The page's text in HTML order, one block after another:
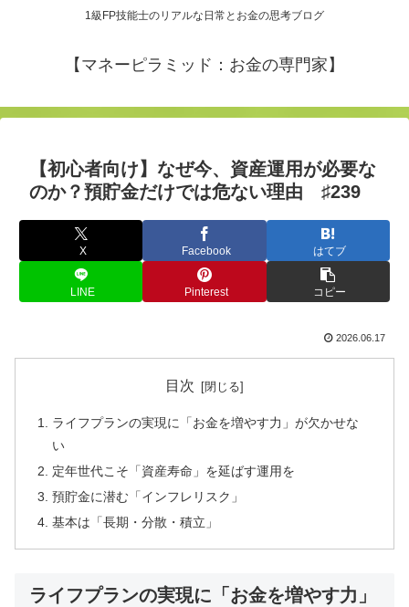
1級FP技能士のリアルな日常とお金の思考ブログ
【マネーピラミッド：お金の専門家】
【初心者向け】なぜ今、資産運用が必要な
のか？預貯金だけでは危ない理由 ♯239
X Facebook はてブ
LINE Pinterest コピー
2026.06.17
目次
ライフプランの実現に「お金を増やす力」が欠かせな
い
定年世代こそ「資産寿命」を延ばす運用を
預貯金に潜む「インフレリスク」
基本は「長期・分散・積立」
ライフプランの実現に「お金を増やす力」